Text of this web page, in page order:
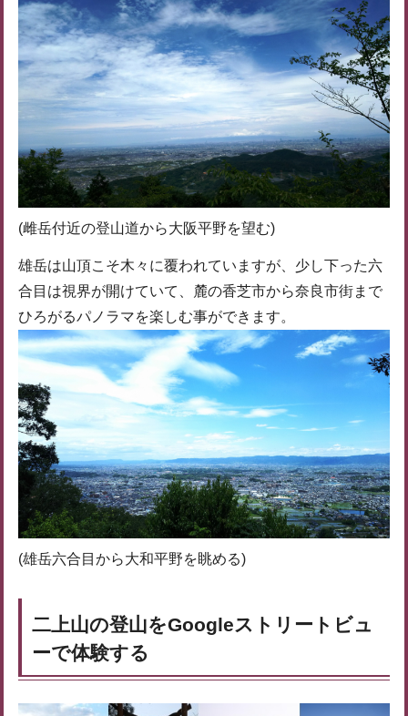
(雌岳付近の登山道から大阪平野を望む)
雄岳は山頂こそ木々に覆われていますが、少し下った六
合目は視界が開けていて、麓の香芝市から奈良市街まで
ひろがるパノラマを楽しむ事ができます。
(雄岳六合目から大和平野を眺める)
二上山の登山をGoogleストリートビュ
ーで体験する